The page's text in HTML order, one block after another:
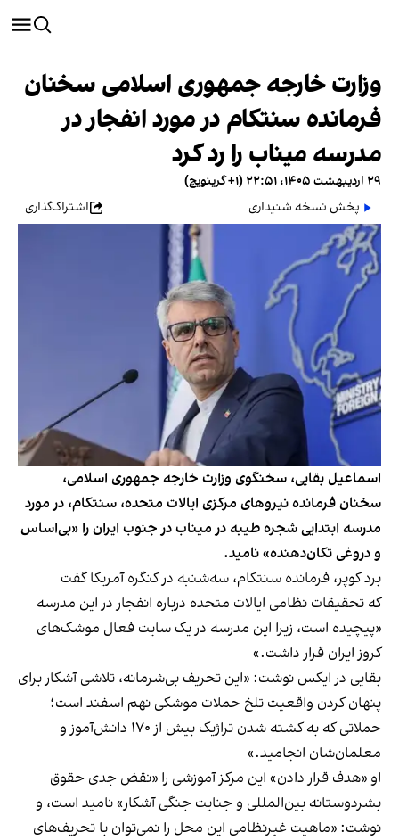
وزارت خارجه جمهوری اسلامی سخنان
فرمانده سنتکام در مورد انفجار در
مدرسه میناب را رد کرد
۲۹ اردیبهشت ۱۴۰۵، ۲۲:۵۱ (‎+۱ گرینویچ)
پخش نسخه شنیداری
اشتراک‌گذاری
اسماعیل بقایی، سخنگوی وزارت خارجه جمهوری اسلامی،
سخنان فرمانده نیروهای مرکزی ایالات متحده، سنتکام، در مورد
مدرسه ابتدایی شجره طیبه در میناب در جنوب ایران را «بی‌اساس
و دروغی تکان‌دهنده» نامید.
برد کوپر، فرمانده سنتکام، سه‌شنبه در کنگره آمریکا گفت
که تحقیقات نظامی ایالات متحده درباره انفجار در این مدرسه
«پیچیده است، زیرا این مدرسه در یک سایت فعال موشک‌های
کروز ایران قرار داشت.»
بقایی در ایکس نوشت: «این تحریف بی‌شرمانه، تلاشی آشکار برای
پنهان کردن واقعیت تلخ حملات موشکی نهم اسفند است؛
حملاتی که به کشته شدن تراژیک بیش از ۱۷۰ دانش‌آموز و
معلمان‌شان انجامید.»
او «هدف قرار دادن» این مرکز آموزشی را «نقض جدی حقوق
بشردوستانه بین‌المللی و جنایت جنگی آشکار»‌ نامید است، و
نوشت: «ماهیت غیرنظامی این محل را نمی‌توان با تحریف‌های